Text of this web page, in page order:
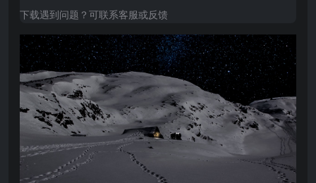
下载遇到问题？可联系客服或反馈